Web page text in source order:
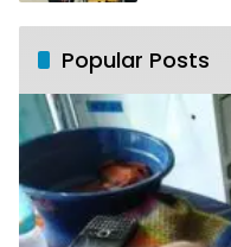
Popular Posts